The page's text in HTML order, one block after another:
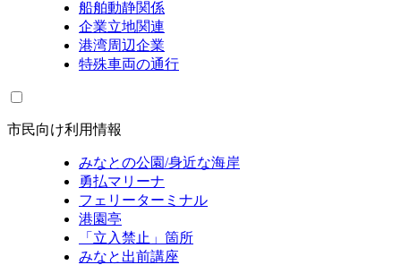
船舶動静関係
企業立地関連
港湾周辺企業
特殊車両の通行
市民向け利用情報
みなとの公園/身近な海岸
勇払マリーナ
フェリーターミナル
港園亭
「立入禁止」箇所
みなと出前講座